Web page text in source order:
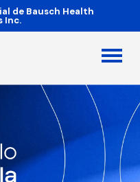
de Bausch Health
Inc.